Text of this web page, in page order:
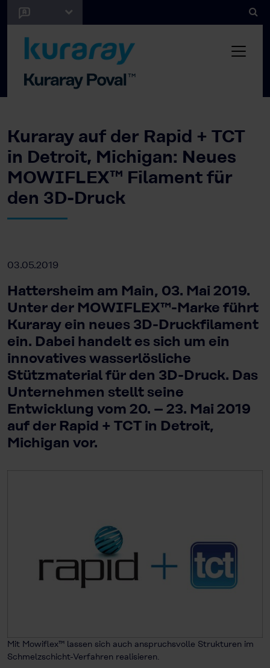
Kuraray auf der Rapid + TCT
in Detroit, Michigan: Neues
MOWIFLEX™ Filament für
den 3D-Druck
03.05.2019
Hattersheim am Main, 03. Mai 2019.
Unter der MOWIFLEX™-Marke führt
Kuraray ein neues 3D-Druckfilament
ein. Dabei handelt es sich um ein
innovatives wasserlösliche
Stützmaterial für den 3D-Druck. Das
Unternehmen stellt seine
Entwicklung vom 20. – 23. Mai 2019
auf der Rapid + TCT in Detroit,
Michigan vor.
Mit Mowiflex™ lassen sich auch anspruchsvolle Strukturen im
Schmelzschicht-Verfahren realisieren.